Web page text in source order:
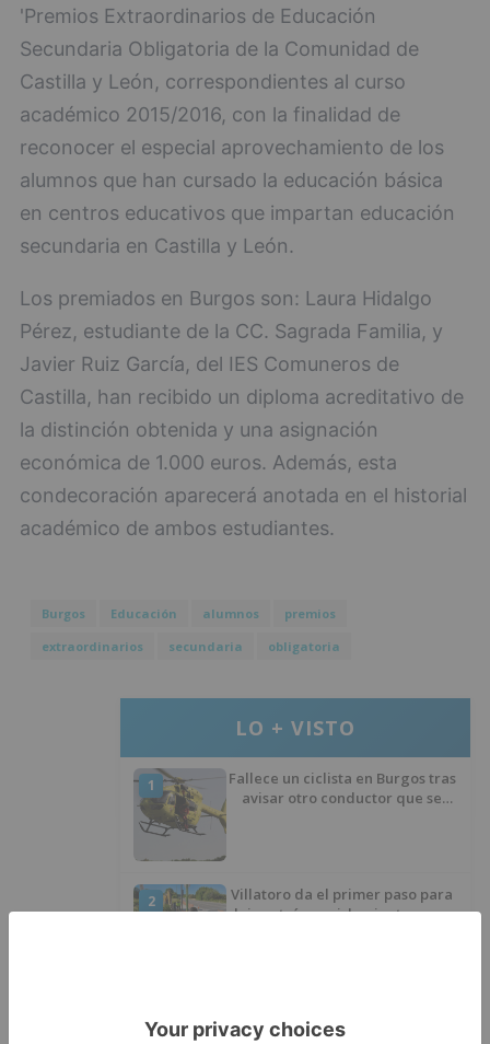
'Premios Extraordinarios de Educación
Secundaria Obligatoria de la Comunidad de
Castilla y León, correspondientes al curso
académico 2015/2016, con la finalidad de
reconocer el especial aprovechamiento de los
alumnos que han cursado la educación básica
en centros educativos que impartan educación
secundaria en Castilla y León.
Los premiados en Burgos son: Laura Hidalgo
Pérez, estudiante de la CC. Sagrada Familia, y
Javier Ruiz García, del IES Comuneros de
Castilla, han recibido un diploma acreditativo de
la distinción obtenida y una asignación
económica de 1.000 euros. Además, esta
condecoración aparecerá anotada en el historial
académico de ambos estudiantes.
Burgos Educación alumnos
premios
extraordinarios
secundaria obligatoria
LO + VISTO
1
Fallece un ciclista en Burgos tras
avisar otro conductor que se
2
Villatoro da el primer paso para
dejar atrás su aislamiento con el
herido en Burgos tras la colisión